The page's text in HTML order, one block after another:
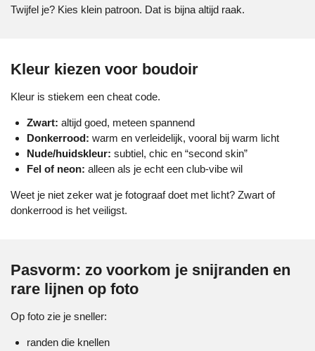
Twijfel je? Kies klein patroon. Dat is bijna altijd raak.
Kleur kiezen voor boudoir
Kleur is stiekem een cheat code.
Zwart: altijd goed, meteen spannend
Donkerrood: warm en verleidelijk, vooral bij warm licht
Nude/huidskleur: subtiel, chic en “second skin”
Fel of neon: alleen als je echt een club-vibe wil
Weet je niet zeker wat je fotograaf doet met licht? Zwart of
donkerrood is het veiligst.
Pasvorm: zo voorkom je snijranden en
rare lijnen op foto
Op foto zie je sneller:
randen die knellen